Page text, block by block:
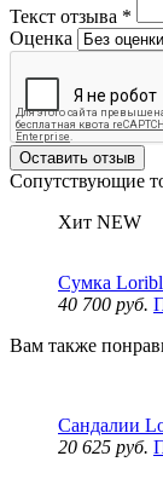
Текст отзыва *
Оценка
Оставить отзыв
Сопутствующие
Хит NEW
Сумка
40 700 руб.
Вам также
Сандалии
20 625 руб.